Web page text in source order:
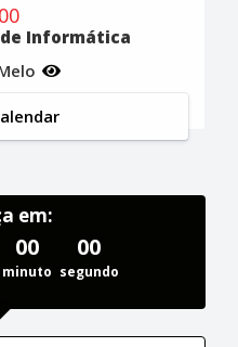
Informática
em:
00
minuto
00
segundo